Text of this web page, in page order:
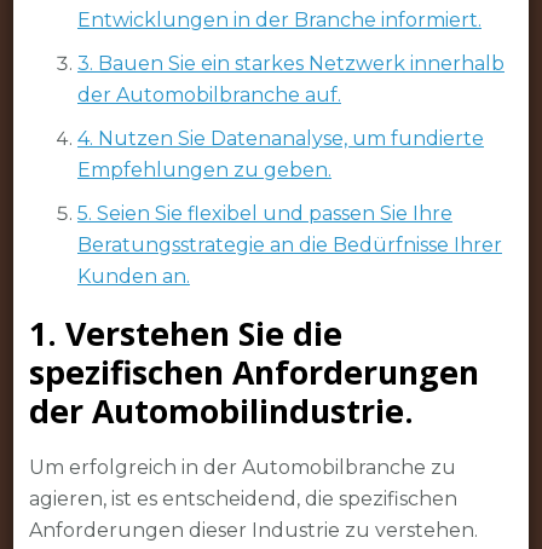
Entwicklungen in der Branche informiert.
3. Bauen Sie ein starkes Netzwerk innerhalb
der Automobilbranche auf.
4. Nutzen Sie Datenanalyse, um fundierte
Empfehlungen zu geben.
5. Seien Sie flexibel und passen Sie Ihre
Beratungsstrategie an die Bedürfnisse Ihrer
Kunden an.
1. Verstehen Sie die
spezifischen Anforderungen
der Automobilindustrie.
Um erfolgreich in der Automobilbranche zu
agieren, ist es entscheidend, die spezifischen
Anforderungen dieser Industrie zu verstehen.